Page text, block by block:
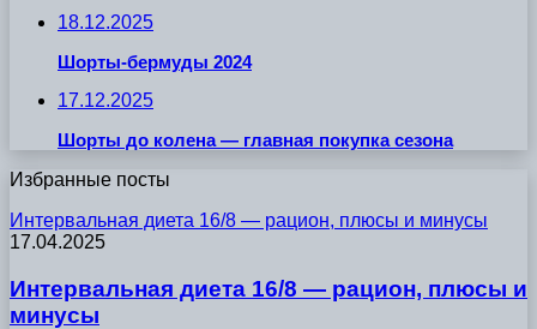
18.12.2025
Шорты-бермуды 2024
17.12.2025
Шорты до колена — главная покупка сезона
Избранные посты
Интервальная диета 16/8 — рацион, плюсы и минусы
17.04.2025
Интервальная диета 16/8 — рацион, плюсы и
минусы